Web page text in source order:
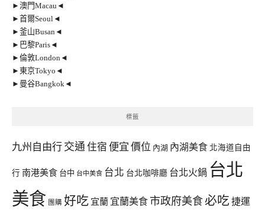
►澳門Macau◄
►首爾Seoul◄
►釜山Busan◄
►巴黎Paris◄
►倫敦London◄
►東京Tokyo◄
►曼谷Bangkok◄
標籤
九州自由行 交通 住宿 便宜 價位 內湖 內湖美食 北海道自由
行 南港美食 台中 台中美食 台北 台北咖啡廳 台北火鍋 台北
美食 團購 好吃 宜蘭 宜蘭美食 市政府美食必吃 捷運